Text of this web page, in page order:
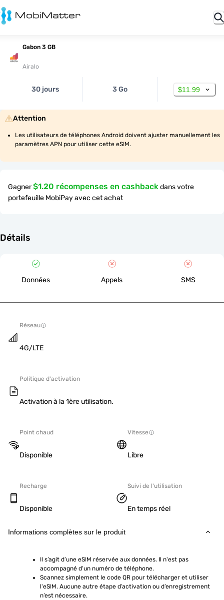
Gabon 3 GB
Airalo
30 jours 3 Go $11.99
Attention
Les utilisateurs de téléphones Android doivent ajuster manuellement les
paramètres APN pour utiliser cette eSIM.
Gagner$1.20 récompenses en cashbackdans votre
portefeuille MobiPay avec cet achat
Détails
Données Appels SMS
Réseau
4G/LTE
Politique d'activation
Activation à la 1ère utilisation.
Point chaud
Disponible
Vitesse
Libre
Recharge
Disponible
Suivi de l'utilisation
En temps réel
Informations complètes sur le produit
Il s’agit d’une eSIM réservée aux données. Il n'est pas
accompagné d'un numéro de téléphone.
Scannez simplement le code QR pour télécharger et utiliser
l'eSIM. Aucune autre étape d’activation ou d’enregistrement
n’est nécessaire.